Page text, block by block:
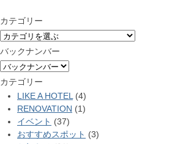
カテゴリー
バックナンバー
カテゴリー
LIKE A HOTEL (4)
RENOVATION (1)
イベント (37)
おすすめスポット (3)